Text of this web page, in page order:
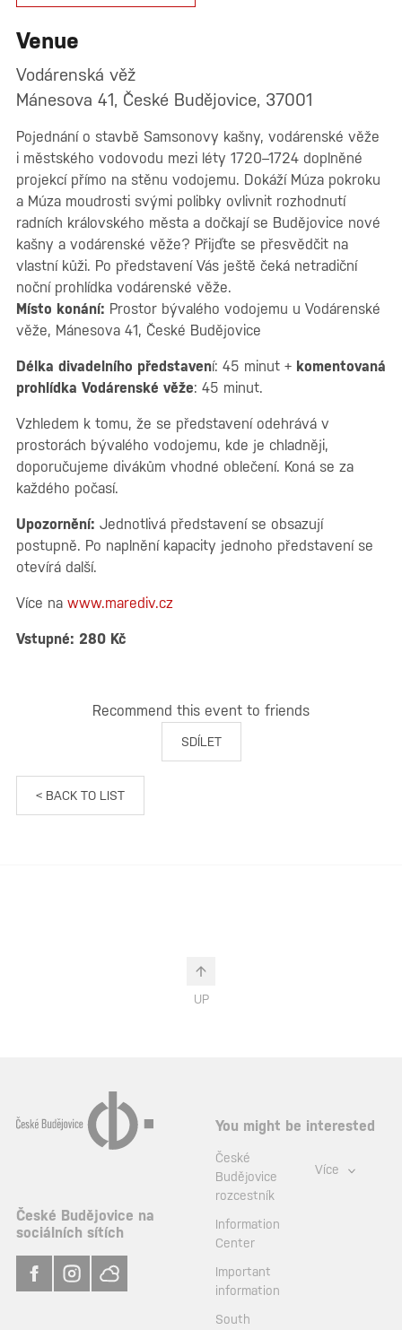
Venue
Vodárenská věž
Mánesova 41, České Budějovice, 37001
Pojednání o stavbě Samsonovy kašny, vodárenské věže
i městského vodovodu mezi léty 1720–1724 doplněné
projekcí přímo na stěnu vodojemu. Dokáží Múza pokroku
a Múza moudrosti svými polibky ovlivnit rozhodnutí
radních královského města a dočkají se Budějovice nové
kašny a vodárenské věže? Přijďte se přesvědčit na
vlastní kůži. Po představení Vás ještě čeká netradiční
noční prohlídka vodárenské věže.
Místo konání: Prostor bývalého vodojemu u Vodárenské
věže, Mánesova 41, České Budějovice
Délka divadelního představení: 45 minut + komentovaná
prohlídka Vodárenské věže: 45 minut.
Vzhledem k tomu, že se představení odehrává v
prostorách bývalého vodojemu, kde je chladněji,
doporučujeme divákům vhodné oblečení. Koná se za
každého počasí.
Upozornění: Jednotlivá představení se obsazují
postupně. Po naplnění kapacity jednoho představení se
otevírá další.
Více na www.marediv.cz
Vstupné: 280 Kč
Recommend this event to friends
SDÍLET
< BACK TO LIST
UP
České Budějovice na
sociálních sítích
You might be interested
České
Budějovice
rozcestník
Information
Center
Important
information
South
Více